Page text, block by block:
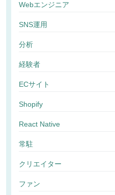
Webエンジニア
SNS運用
分析
経験者
ECサイト
Shopify
React Native
常駐
クリエイター
ファン